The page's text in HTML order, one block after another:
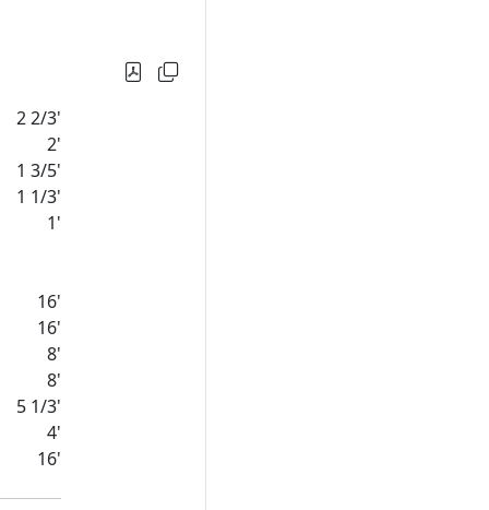
2 2/3'
2'
1 3/5'
1 1/3'
1'
16'
16'
8'
8'
5 1/3'
4'
16'